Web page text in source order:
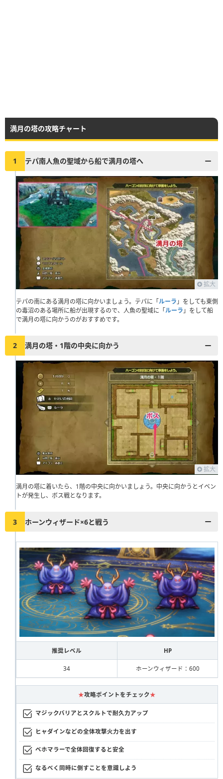
満月の塔の攻略チャート
1 テパ南人魚の聖域から船で満月の塔へ
拡大
テパの南にある満月の塔に向かいましょう。テパに「ルーラ 」をしても東側
の毒沼のある場所に船が出現するので、人魚の聖域に「ルーラ 」をして船
で満月の塔に向かうのがおすすめです。
2 満月の塔・1階の中央に向かう
拡大
満月の塔に着いたら、1階の中央に向かいましょう。中央に向かうとイベン
トが発生し、ボス戦となります。
3 ホーンウィザード×6と戦う
推奨レベル HP
34 ホーンウィザード：600
★攻略ポイントをチェック★
マジックバリアとスクルトで耐久力アップ
ヒャダインなどの全体攻撃火力を出す
ベホマラーで全体回復すると安全
なるべく同時に倒すことを意識しよう